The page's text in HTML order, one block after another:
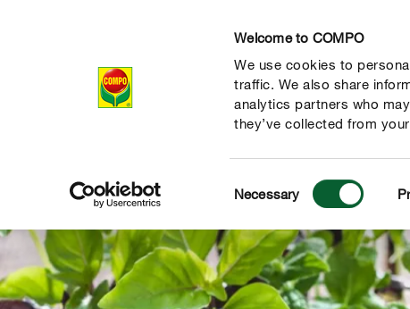
Welcome to COMPO
We use cookies to
traffic. We also share
analytics partners who
they’ve collected from
Selection
Necessary
Producten